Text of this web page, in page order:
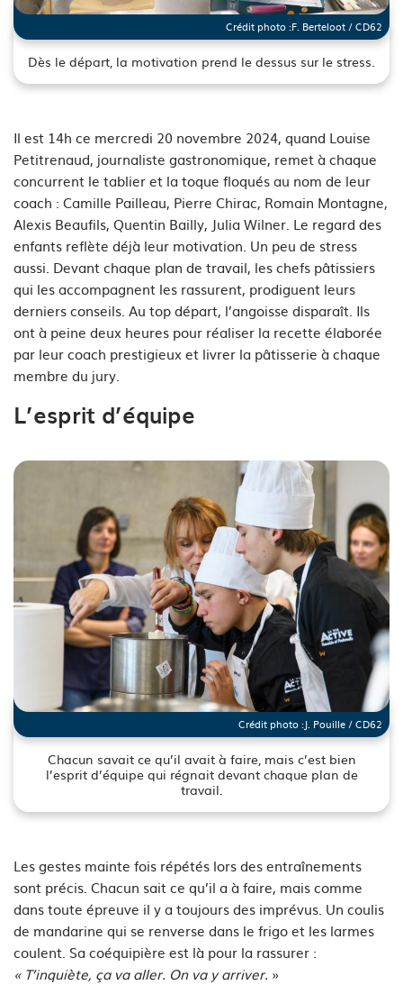
Crédit photo :F. Berteloot / CD62
Dès le départ, la motivation prend le dessus sur le stress.
Il est 14h ce mercredi 20 novembre 2024, quand Louise
Petitrenaud, journaliste gastronomique, remet à chaque
concurrent le tablier et la toque floqués au nom de leur
coach : Camille Pailleau, Pierre Chirac, Romain Montagne,
Alexis Beaufils, Quentin Bailly, Julia Wilner. Le regard des
enfants reflète déjà leur motivation. Un peu de stress
aussi. Devant chaque plan de travail, les chefs pâtissiers
qui les accompagnent les rassurent, prodiguent leurs
derniers conseils. Au top départ, l’angoisse disparaît. Ils
ont à peine deux heures pour réaliser la recette élaborée
par leur coach prestigieux et livrer la pâtisserie à chaque
membre du jury.
L’esprit d’équipe
Crédit photo :J. Pouille / CD62
Chacun savait ce qu’il avait à faire, mais c’est bien
l’esprit d’équipe qui régnait devant chaque plan de
travail.
Les gestes mainte fois répétés lors des entraînements
sont précis. Chacun sait ce qu’il a à faire, mais comme
dans toute épreuve il y a toujours des imprévus. Un coulis
de mandarine qui se renverse dans le frigo et les larmes
coulent. Sa coéquipière est là pour la rassurer :
« T’inquiète, ça va aller. On va y arriver. »